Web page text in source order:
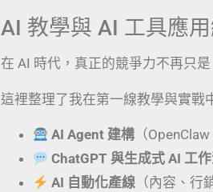
AI 教學與 AI 工具應
在 AI 時代，真正的競爭力不再只
這裡整理了我在第一線教學與實戰
AI Agent 建構 （
ChatGPT 與生成式 AI 工
AI 自動化產線 （內容、行